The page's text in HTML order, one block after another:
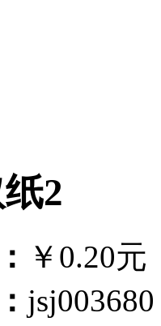
2
￥0.20元
jsj003680